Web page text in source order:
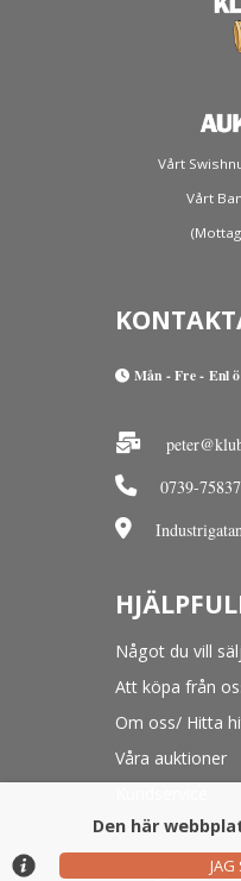
Vårt
Vårt
Mån - Fre - Enl
0739-
Något du vill
Att köpa från
Om oss/ Hitta
Våra auktioner
© Argonova
Den här
JAG